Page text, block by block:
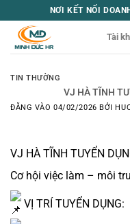
qua
NƠI KẾT NỐI
Tài
TIN THƯỜNG
VJ HÀ TĨNH
ĐĂNG VÀO04/02/2026 BỞI
VJ HÀ TĨNH TUYỂN
Cơ hội việc làm – môi
VỊ TRÍ TUYỂN DỤNG: